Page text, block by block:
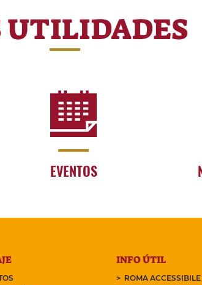
UTILIDADES
EVENTOS
INFO ÚTIL
ROMA ACCESSIBILE